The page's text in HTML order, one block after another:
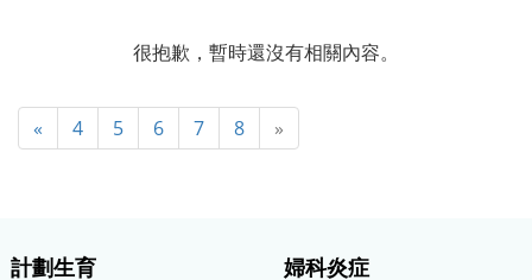
很抱歉，暫時還沒有相關內容。
« 4 5 6 7 8 »
計劃生育 婦科炎症